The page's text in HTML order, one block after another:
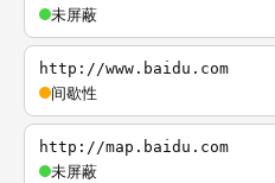
未屏蔽
http://www.baidu.com
间歇性
http://map.baidu.com
未屏蔽